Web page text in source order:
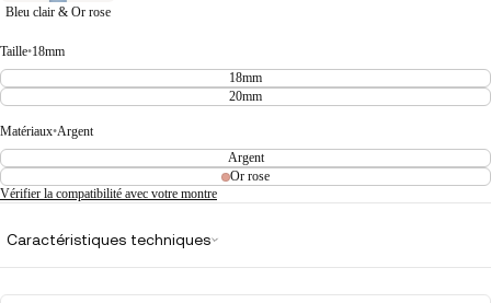
Bleu clair & Or rose
Taille•18mm
18mm
20mm
Matériaux•Argent
Argent
Or rose
Vérifier la compatibilité avec votre montre
Caractéristiques techniques